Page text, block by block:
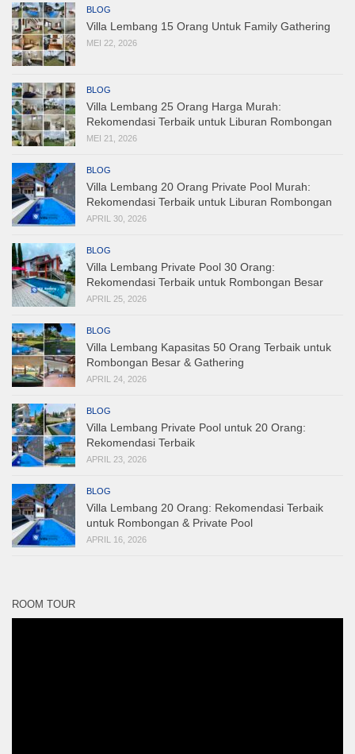
BLOG
Villa Lembang 15 Orang Untuk Family Gathering
MEI 22, 2026
BLOG
Villa Lembang 25 Orang Harga Murah:
Rekomendasi Terbaik untuk Liburan Rombongan
MEI 21, 2026
BLOG
Villa Lembang 20 Orang Private Pool Murah:
Rekomendasi Terbaik untuk Liburan Rombongan
APRIL 30, 2026
BLOG
Villa Lembang Private Pool 30 Orang:
Rekomendasi Terbaik untuk Rombongan Besar
APRIL 25, 2026
BLOG
Villa Lembang Kapasitas 50 Orang Terbaik untuk
Rombongan Besar & Gathering
APRIL 24, 2026
BLOG
Villa Lembang Private Pool untuk 20 Orang:
Rekomendasi Terbaik
APRIL 23, 2026
BLOG
Villa Lembang 20 Orang: Rekomendasi Terbaik
untuk Rombongan & Private Pool
APRIL 16, 2026
ROOM TOUR